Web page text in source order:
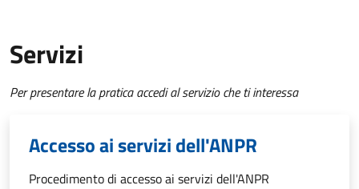
Servizi
Per presentare la pratica accedi al servizio che ti interessa
Accesso ai servizi dell'ANPR
Procedimento di accesso ai servizi dell'ANPR